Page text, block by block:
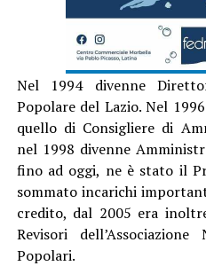
Nel 1994 divenne
Popolare del Lazio. Nel
quello di Consigliere di
nel 1998 divenne
fino ad oggi, ne è stato il
sommato incarichi
credito, dal 2005 era
Revisori
Popolari.